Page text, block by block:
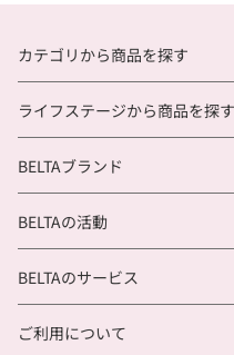
カテゴリから商品を探す
ライフステージから商品を探す
BELTAブランド
BELTAの活動
BELTAのサービス
ご利用について